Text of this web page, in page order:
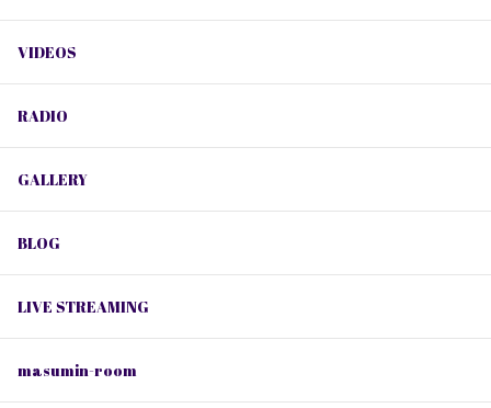
VIDEOS
RADIO
GALLERY
BLOG
LIVE STREAMING
masumin-room